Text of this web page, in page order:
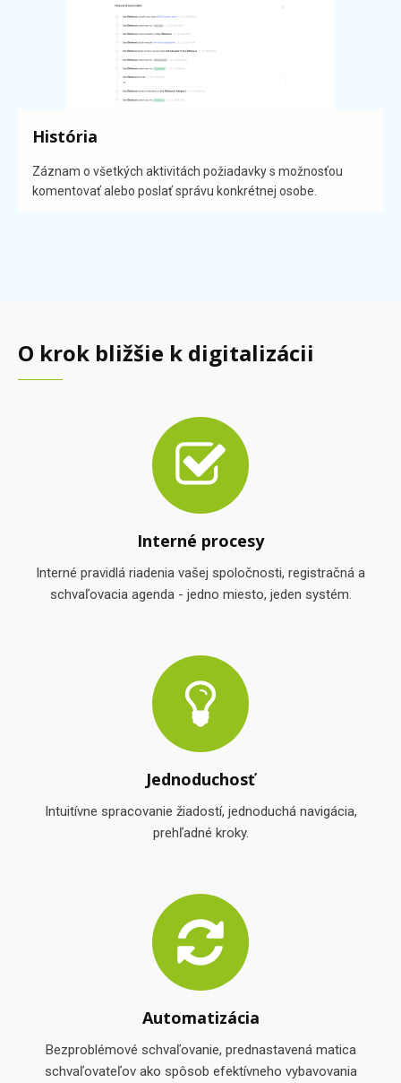
História
Záznam o všetkých aktivitách požiadavky s možnosťou
komentovať alebo poslať správu konkrétnej osobe.
O krok bližšie k digitalizácii
Interné procesy
Interné pravidlá riadenia vašej spoločnosti, registračná a
schvaľovacia agenda - jedno miesto, jeden systém.
Jednoduchosť
Intuitívne spracovanie žiadostí, jednoduchá navigácia,
prehľadné kroky.
Automatizácia
Bezproblémové schvaľovanie, prednastavená matica
schvaľovateľov ako spôsob efektívneho vybavovania